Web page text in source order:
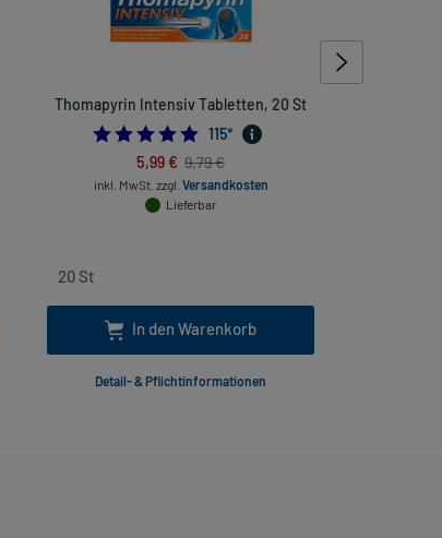
Thomapyrin Intensiv Tabletten, 20 St
4.913043478260869
115*
5,99 € 9,79 €
inkl. MwSt. zzgl. Versandkosten
Lieferbar
In den Warenkorb
Detail- & Pflichtinformationen